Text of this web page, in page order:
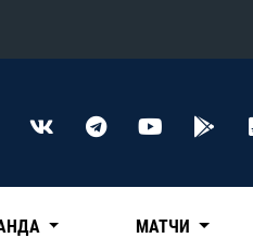
Конференция «Восток»
МАТЧИ